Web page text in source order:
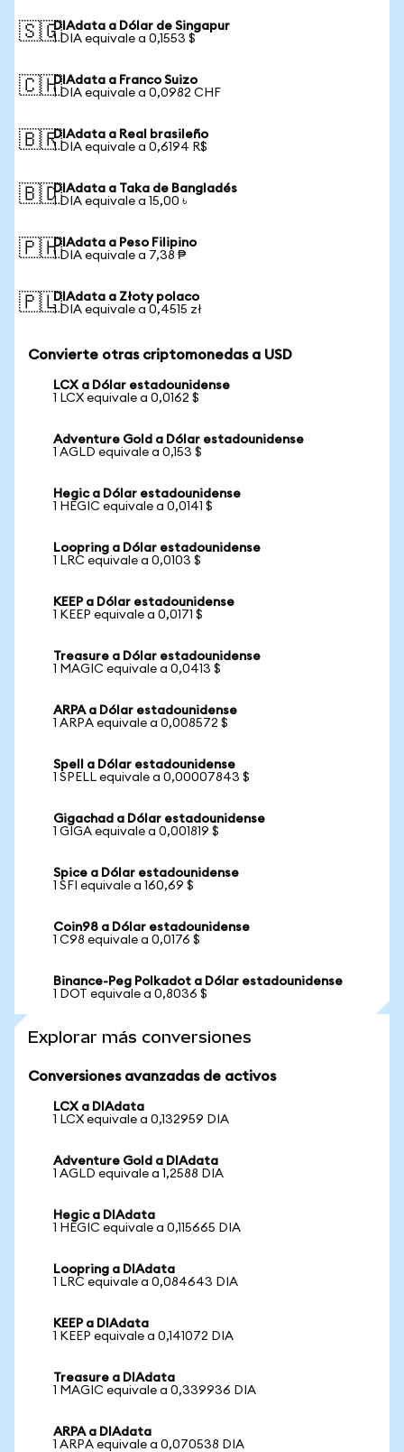
🇸🇬DIAdata a Dólar de Singapur
1 DIA equivale a 0,1553 $
🇨🇭DIAdata a Franco Suizo
1 DIA equivale a 0,0982 CHF
🇧🇷DIAdata a Real brasileño
1 DIA equivale a 0,6194 R$
🇧🇩DIAdata a Taka de Bangladés
1 DIA equivale a 15,00 ৳
🇵🇭DIAdata a Peso Filipino
1 DIA equivale a 7,38 ₱
🇵🇱DIAdata a Złoty polaco
1 DIA equivale a 0,4515 zł
Convierte otras criptomonedas a USD
LCX a Dólar estadounidense
1 LCX equivale a 0,0162 $
Adventure Gold a Dólar estadounidense
1 AGLD equivale a 0,153 $
Hegic a Dólar estadounidense
1 HEGIC equivale a 0,0141 $
Loopring a Dólar estadounidense
1 LRC equivale a 0,0103 $
KEEP a Dólar estadounidense
1 KEEP equivale a 0,0171 $
Treasure a Dólar estadounidense
1 MAGIC equivale a 0,0413 $
ARPA a Dólar estadounidense
1 ARPA equivale a 0,008572 $
Spell a Dólar estadounidense
1 SPELL equivale a 0,00007843 $
Gigachad a Dólar estadounidense
1 GIGA equivale a 0,001819 $
Spice a Dólar estadounidense
1 SFI equivale a 160,69 $
Coin98 a Dólar estadounidense
1 C98 equivale a 0,0176 $
Binance-Peg Polkadot a Dólar estadounidense
1 DOT equivale a 0,8036 $
Explorar más conversiones
Conversiones avanzadas de activos
LCX a DIAdata
1 LCX equivale a 0,132959 DIA
Adventure Gold a DIAdata
1 AGLD equivale a 1,2588 DIA
Hegic a DIAdata
1 HEGIC equivale a 0,115665 DIA
Loopring a DIAdata
1 LRC equivale a 0,084643 DIA
KEEP a DIAdata
1 KEEP equivale a 0,141072 DIA
Treasure a DIAdata
1 MAGIC equivale a 0,339936 DIA
ARPA a DIAdata
1 ARPA equivale a 0,070538 DIA